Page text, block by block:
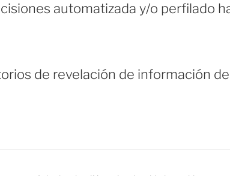
automatizada y/o perfilado
de revelación de información